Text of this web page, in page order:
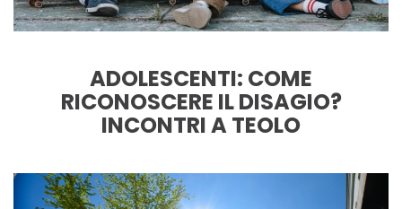
ADOLESCENTI: COME
RICONOSCERE IL DISAGIO?
INCONTRI A TEOLO